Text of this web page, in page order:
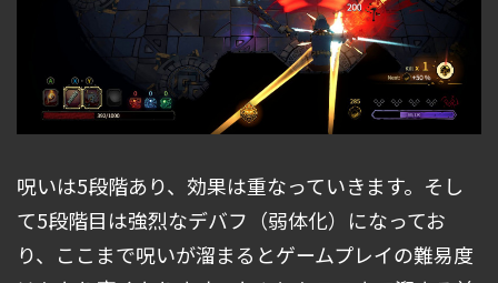
呪いは5段階あり、効果は重なっていきます。そし
て5段階目は強烈なデバフ（弱体化）になってお
り、ここまで呪いが溜まるとゲームプレイの難易度